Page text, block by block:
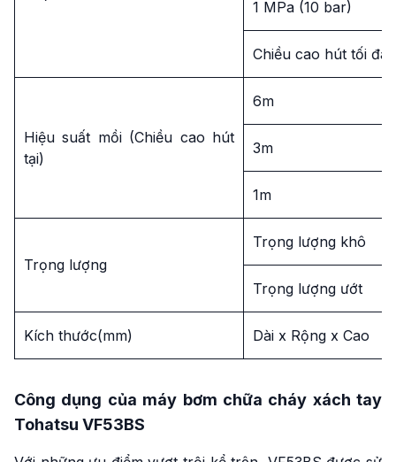
1 MPa (10 bar)
Chiều cao hút tối đa
Hiệu suất mồi (Chiều cao hút
tại)
6m
3m
1m
Trọng lượng
Trọng lượng khô
Trọng lượng ướt
Kích thước(mm) Dài x Rộng x Cao
Công dụng của máy bơm chữa cháy xách tay
Tohatsu VF53BS